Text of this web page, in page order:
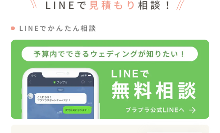
の名前を記入し、ゲストに署名していただきました。
🍀当日の様子
挙式は心地よいお天気の中、ガーデンにて人前式を開催。
(こちらのオーベルジュは、当日もし雨だった場合、屋内
で挙式ができるスペースもございます)
子供達も参加できるように、フラワーガールをお願いしま
LINEで 見積もり 相談！
LINEでかんたん相談